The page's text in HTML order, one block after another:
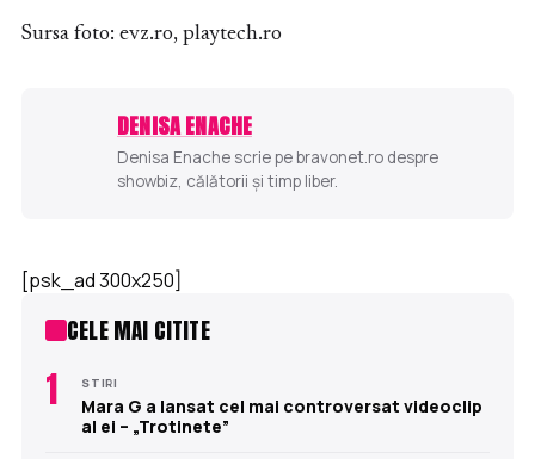
Sursa foto: evz.ro, playtech.ro
DENISA ENACHE
Denisa Enache scrie pe bravonet.ro despre
showbiz, călătorii și timp liber.
[psk_ad 300x250]
CELE MAI CITITE
1 STIRI
Mara G a lansat cel mai controversat videoclip
al ei – „Trotinete”